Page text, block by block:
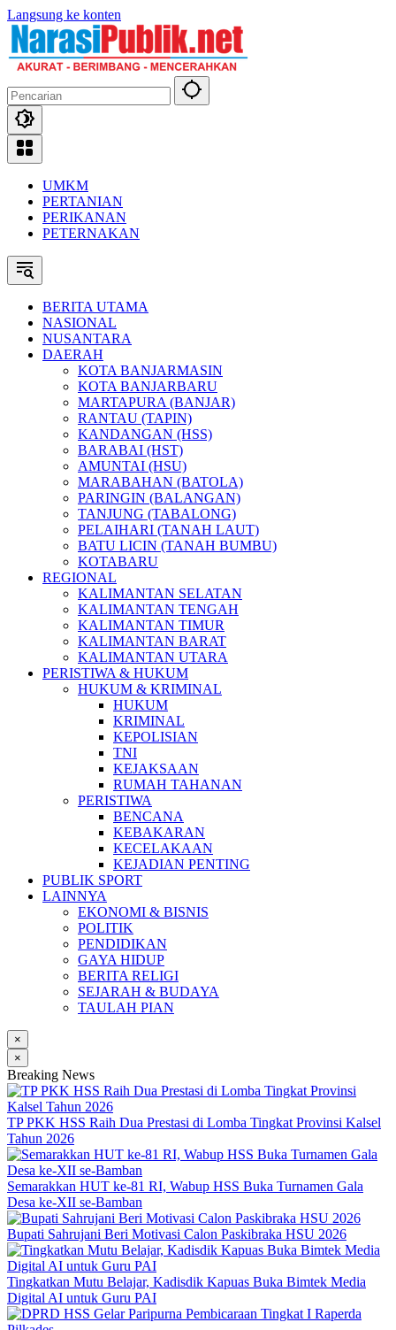
Langsung ke konten
UMKM
PERTANIAN
PERIKANAN
PETERNAKAN
BERITA UTAMA
NASIONAL
NUSANTARA
DAERAH
KOTA BANJARMASIN
KOTA BANJARBARU
MARTAPURA (BANJAR)
RANTAU (TAPIN)
KANDANGAN (HSS)
BARABAI (HST)
AMUNTAI (HSU)
MARABAHAN (BATOLA)
PARINGIN (BALANGAN)
TANJUNG (TABALONG)
PELAIHARI (TANAH LAUT)
BATU LICIN (TANAH BUMBU)
KOTABARU
REGIONAL
KALIMANTAN SELATAN
KALIMANTAN TENGAH
KALIMANTAN TIMUR
KALIMANTAN BARAT
KALIMANTAN UTARA
PERISTIWA & HUKUM
HUKUM & KRIMINAL
HUKUM
KRIMINAL
KEPOLISIAN
TNI
KEJAKSAAN
RUMAH TAHANAN
PERISTIWA
BENCANA
KEBAKARAN
KECELAKAAN
KEJADIAN PENTING
PUBLIK SPORT
LAINNYA
EKONOMI & BISNIS
POLITIK
PENDIDIKAN
GAYA HIDUP
BERITA RELIGI
SEJARAH & BUDAYA
TAULAH PIAN
×
×
Breaking News
TP PKK HSS Raih Dua Prestasi di Lomba Tingkat Provinsi Kalsel
Tahun 2026
Semarakkan HUT ke-81 RI, Wabup HSS Buka Turnamen Gala
Desa ke-XII se-Bamban
Bupati Sahrujani Beri Motivasi Calon Paskibraka HSU 2026
Tingkatkan Mutu Belajar, Kadisdik Kapuas Buka Bimtek Media
Digital AI untuk Guru PAI